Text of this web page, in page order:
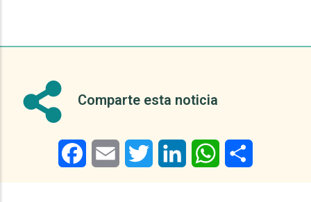
Comparte esta noticia
FacebookEmail Twitter LinkedIn WhatsApp